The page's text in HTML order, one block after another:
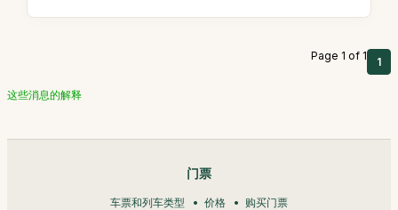
Page 1 of 1 1
这些消息的解释
门票
车票和列车类型 价格 购买门票